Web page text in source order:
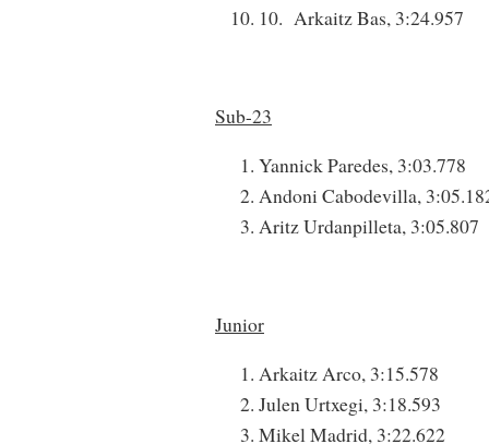
10. Arkaitz Bas, 3:24.957
Sub-23
Yannick Paredes, 3:03.778
Andoni Cabodevilla,
Aritz Urdanpilleta, 3:05.807
Junior
Arkaitz Arco, 3:15.578
Julen Urtxegi, 3:18.593
Mikel Madrid, 3:22.622